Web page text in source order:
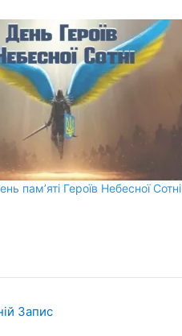
пам’яті Героїв Небесної Сотні
Запис